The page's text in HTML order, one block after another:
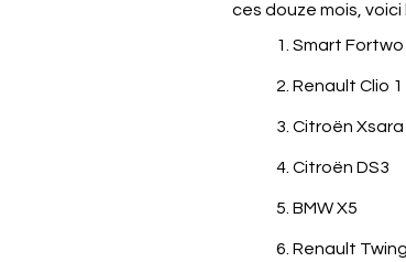
ces douze mois,
1. Smart Fortwo
2. Renault Clio 1
3. Citroën Xsara
4. Citroën DS3
5. BMW X5
6. Renault